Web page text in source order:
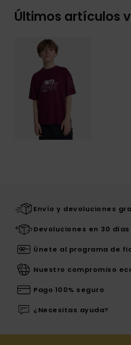
Últimos artículos
Envío y devoluciones
Devoluciones en 30 días
Únete al programa de
Nuestro compromiso
Pago 100% seguro
¿Necesitas ayuda?